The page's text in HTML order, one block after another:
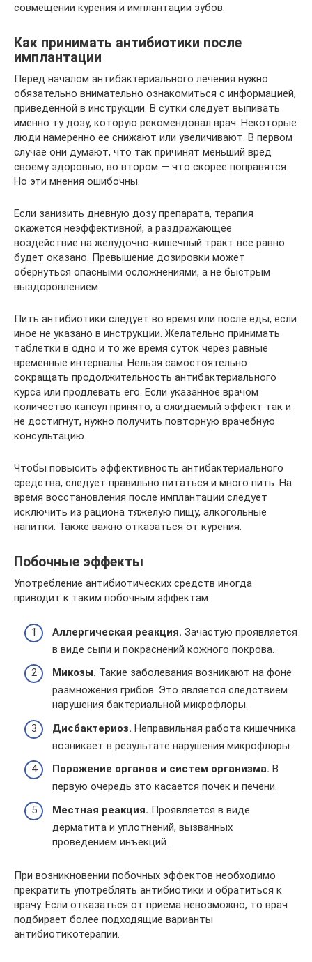
совмещении курения и имплантации зубов.
Как принимать антибиотики после
имплантации
Перед началом антибактериального лечения нужно
обязательно внимательно ознакомиться с информацией,
приведенной в инструкции. В сутки следует выпивать
именно ту дозу, которую рекомендовал врач. Некоторые
люди намеренно ее снижают или увеличивают. В первом
случае они думают, что так причинят меньший вред
своему здоровью, во втором — что скорее поправятся.
Но эти мнения ошибочны.
Если занизить дневную дозу препарата, терапия
окажется неэффективной, а раздражающее
воздействие на желудочно-кишечный тракт все равно
будет оказано. Превышение дозировки может
обернуться опасными осложнениями, а не быстрым
выздоровлением.
Пить антибиотики следует во время или после еды, если
иное не указано в инструкции. Желательно принимать
таблетки в одно и то же время суток через равные
временные интервалы. Нельзя самостоятельно
сокращать продолжительность антибактериального
курса или продлевать его. Если указанное врачом
количество капсул принято, а ожидаемый эффект так и
не достигнут, нужно получить повторную врачебную
консультацию.
Чтобы повысить эффективность антибактериального
средства, следует правильно питаться и много пить. На
время восстановления после имплантации следует
исключить из рациона тяжелую пищу, алкогольные
напитки. Также важно отказаться от курения.
Побочные эффекты
Употребление антибиотических средств иногда
приводит к таким побочным эффектам:
Аллергическая реакция. Зачастую проявляется
в виде сыпи и покраснений кожного покрова.
Микозы. Такие заболевания возникают на фоне
размножения грибов. Это является следствием
нарушения бактериальной микрофлоры.
Дисбактериоз. Неправильная работа кишечника
возникает в результате нарушения микрофлоры.
Поражение органов и систем организма. В
первую очередь это касается почек и печени.
Местная реакция. Проявляется в виде
дерматита и уплотнений, вызванных
проведением инъекций.
При возникновении побочных эффектов необходимо
прекратить употреблять антибиотики и обратиться к
врачу. Если отказаться от приема невозможно, то врач
подбирает более подходящие варианты
антибиотикотерапии.